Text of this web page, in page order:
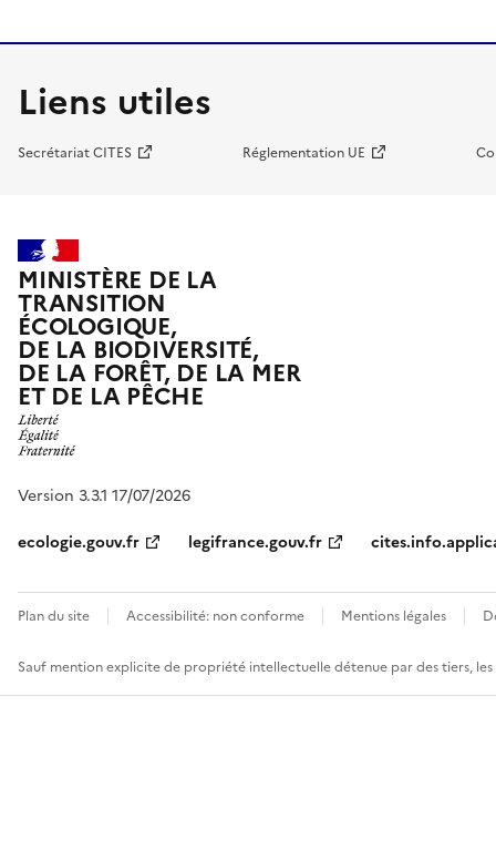
Liens utiles
Secrétariat CITES Réglementation UE
MINISTÈRE DE LA
TRANSITION
ÉCOLOGIQUE,
DE LA BIODIVERSITÉ,
DE LA FORÊT, DE LA MER
ET DE LA PÊCHE
Version 3.3.1 17/07/2026
ecologie.gouv.fr
legifrance.gouv.fr
Plan du site Accessibilité: non conforme Mentions légales
Sauf mention explicite de propriété intellectuelle détenue par des tiers,